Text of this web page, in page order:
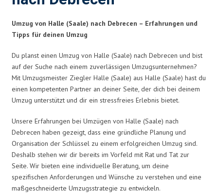
Umzug von Halle (Saale) nach Debrecen – Erfahrungen und
Tipps für deinen Umzug
Du planst einen Umzug von Halle (Saale) nach Debrecen und bist
auf der Suche nach einem zuverlässigen Umzugsunternehmen?
Mit Umzugsmeister Ziegler Halle (Saale) aus Halle (Saale) hast du
einen kompetenten Partner an deiner Seite, der dich bei deinem
Umzug unterstützt und dir ein stressfreies Erlebnis bietet.
Unsere Erfahrungen bei Umzügen von Halle (Saale) nach
Debrecen haben gezeigt, dass eine gründliche Planung und
Organisation der Schlüssel zu einem erfolgreichen Umzug sind.
Deshalb stehen wir dir bereits im Vorfeld mit Rat und Tat zur
Seite. Wir bieten eine individuelle Beratung, um deine
spezifischen Anforderungen und Wünsche zu verstehen und eine
maßgeschneiderte Umzugsstrategie zu entwickeln.